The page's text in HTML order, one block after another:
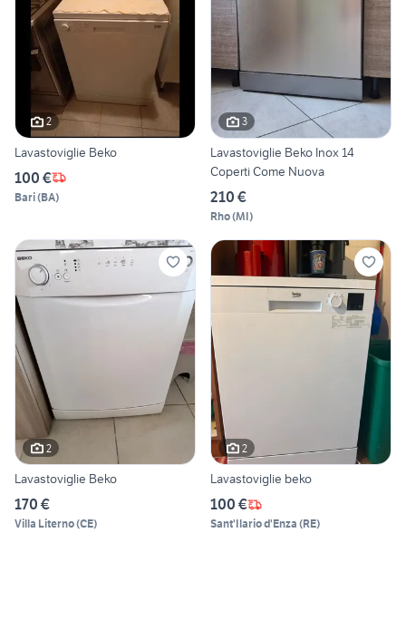
2
Lavastoviglie Beko
100 €
Bari(BA)
3
Lavastoviglie Beko Inox 14
Coperti Come Nuova
210 €
Rho(MI)
2
Lavastoviglie Beko
170 €
Villa Literno(CE)
2
Lavastoviglie beko
100 €
Sant'Ilario d'Enza (RE)